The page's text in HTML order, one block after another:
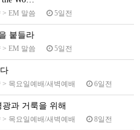
> EM 말씀 5일전
붙들라
> EM 말씀 5일전
> 목요일예배/새벽예배 6일전
과 거룩을 위해
> 목요일예배/새벽예배 8일전